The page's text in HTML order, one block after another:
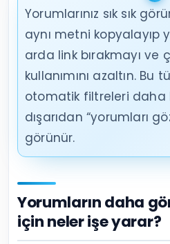
Yorumlarınız sık sık
aynı metni kopyalayıp
arda link bırakmayı ve
kullanımını azaltın. Bu
otomatik filtreleri daha
dışarıdan “yorumları
görünür.
Yorumların daha
için neler işe yarar?